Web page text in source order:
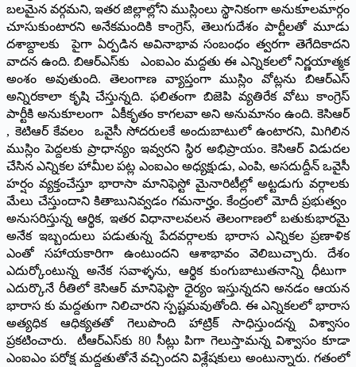
బలమైన వర్గమని, ఇతర జిల్లాల్లోని ముస్లింలు స్థానికంగా అనుకూలమార్గం
చూసుకుంటారని అనేకమందికి కాంగ్రెస్‌, తెలుగుదేశం పార్టీలతో మూడు
దశాబ్దాలకు పైగా ఏర్పడిన అవినాభావ సంబంధం త్వరగా తెగేదికాదని
వాదన ఉంది. బిఆర్‌ఎస్‌కు ఎంఐఎం మద్దతు ఈ ఎన్నికలలో నిర్ణయాత్మక
అంశం అవుతుంది. తెలంగాణ వ్యాప్తంగా ముస్లిం వోట్లను బిఆర్‌ఎస్‌
అన్నిరకాలా కృషి చేస్తున్నది. ఫలితంగా బిజెపి వ్యతిరేక వోటు కాంగ్రెస్‌
పార్టీకి అనుకూలంగా ఏకీకృతం కాగలవా అని అనుమానం ఉంది. కెసిఆర్‌
, కెటిఆర్‌ కేవలం ఒవైసీ సోదరులకే అందుబాటులో ఉంటారని, మిగిలిన
ముస్లిం పెద్దలకు ప్రాధాన్యం ఇవ్వరని స్థిర అభిప్రాయం. కెసిఆర్‌ విడుదల
చేసిన ఎన్నికల హామీల పట్ల ఎంఐఎం అధ్యక్షుడు, ఎంపి, అసదుద్దీన్‌ ఒవైసీ
హర్షం వ్యక్తంచేస్తూ భారాసా మానిఫెస్టో మైనారిటీల్లో అట్టడుగు వర్గాలకు
మేలు చేస్తుందాని కితాబునివ్వడం గమనార్హం. కేంద్రంలో మోదీ ప్రభుత్వం
అనుసరిస్తున్న ఆర్థిక, ఇతర విధానాలవలన తెలంగాణలో బతుకుభారమై
అనేక ఇబ్బందులు పడుతున్న పేదవర్గాలకు భారాస ఎన్నికల ప్రణాళిక
ఎంతో సహాయకారిగా ఉంటుందని ఆశాభావం వెలిబుచ్చారు. దేశం
ఎదుర్కోంటున్న అనేక సవాళ్ళను, ఆర్థిక కుంగుబాటుతనాన్ని ధీటుగా
ఎదుర్కొనే రీతిలో కెసిఆర్‌ మానిఫెస్టొ ధైర్యం ఇస్తున్నదని అనడం ఆయన
భారాస కు మద్దతుగా నిలిచారని స్పష్టమవుతోంది. ఈ ఎన్నికలలో భారాస
అత్యధిక ఆధిక్యతతో గెలుపొంది హాట్రిక్‌ సాధిస్తుందన్న విశ్వాసం
ప్రకటించారు. టీఆర్‌ఎస్‌కు 80 సీట్లు పిగా గెలుస్తామన్న విశ్వాసం కూడా
ఎంఐఎం పరోక్ష మద్దతుతోనే వచ్చిందని విశ్లేషకులు అంటున్నారు. గతంలో